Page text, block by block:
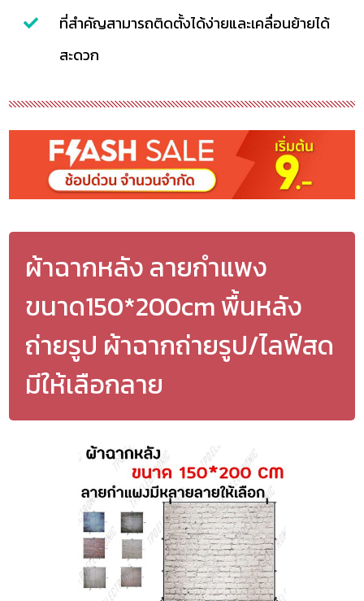
ที่สำคัญสามารถติดตั้งได้ง่ายและเคลื่อนย้ายได้
สะดวก
ผ้าฉากหลัง ลายกำแพง
ขนาด150*200cm พื้นหลัง
ถ่ายรูป ผ้าฉากถ่ายรูป/ไลฟ์สด
มีให้เลือกลาย